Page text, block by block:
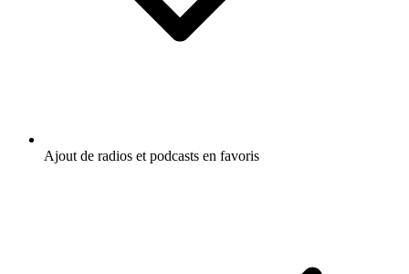
Ajout de radios et podcasts en favoris